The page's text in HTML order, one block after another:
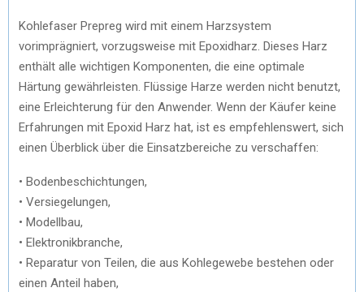
Kohlefaser Prepreg wird mit einem Harzsystem
vorimprägniert, vorzugsweise mit Epoxidharz. Dieses Harz
enthält alle wichtigen Komponenten, die eine optimale
Härtung gewährleisten. Flüssige Harze werden nicht benutzt,
eine Erleichterung für den Anwender. Wenn der Käufer keine
Erfahrungen mit Epoxid Harz hat, ist es empfehlenswert, sich
einen Überblick über die Einsatzbereiche zu verschaffen:
• Bodenbeschichtungen,
• Versiegelungen,
• Modellbau,
• Elektronikbranche,
• Reparatur von Teilen, die aus Kohlegewebe bestehen oder
einen Anteil haben,